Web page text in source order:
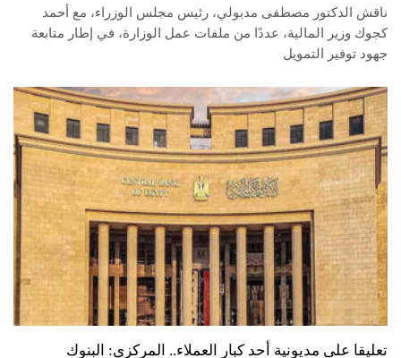
ناقش الدكتور مصطفى مدبولي، رئيس مجلس الوزراء، مع أحمد
كجوك وزير المالية، عددًا من ملفات عمل الوزارة، في إطار متابعة
جهود توفير التمويل
تعليقا على مديونية أحد كبار العملاء.. المركزي: البنوك